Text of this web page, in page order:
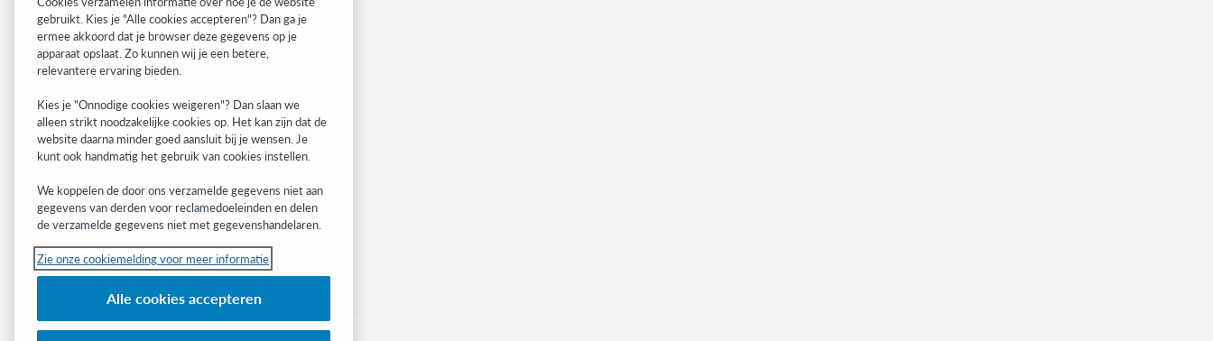
OCLC.org
BibFormats
Community
WebJunction
Developer Network
Get the latest product updates, research,
events, and much more—right to your inbox.
Subscribe now
gebruikt. Kies je "Alle cookies accepteren"? Dan ga je
ermee akkoord dat je browser deze gegevens op je
apparaat opslaat. Zo kunnen wij je een betere,
relevantere ervaring bieden.
Kies je "Onnodige cookies weigeren"? Dan slaan we
alleen strikt noodzakelijke cookies op. Het kan zijn dat de
website daarna minder goed aansluit bij je wensen. Je
kunt ook handmatig het gebruik van cookies instellen.
We koppelen de door ons verzamelde gegevens niet aan
gegevens van derden voor reclamedoeleinden en delen
de verzamelde gegevens niet met gegevenshandelaren.
Zie onze cookiemelding voor meer informatie
Alle cookies accepteren